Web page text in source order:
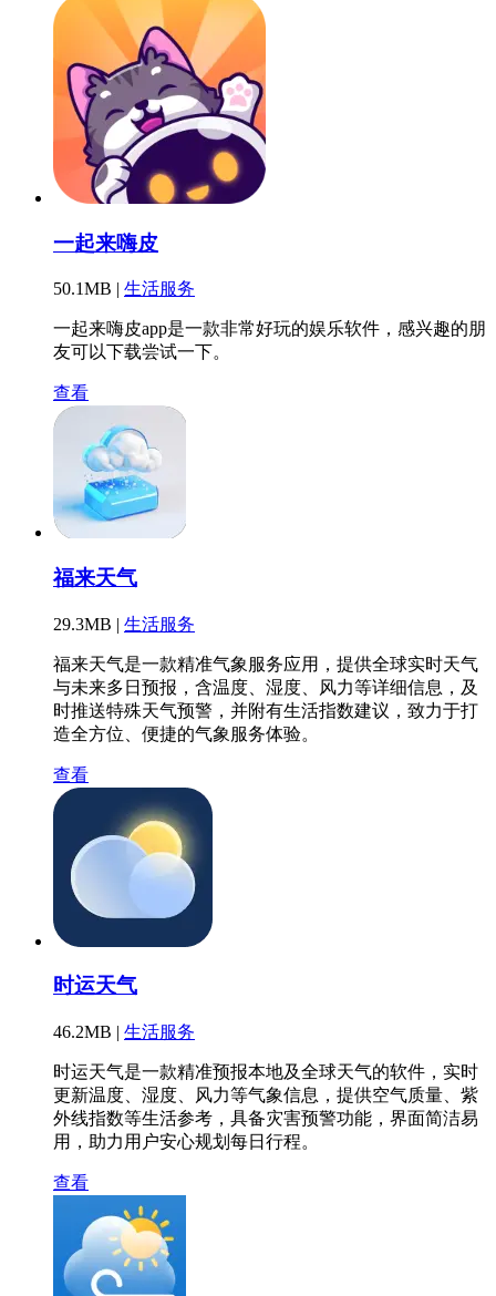
一起来嗨皮
50.1MB | 生活服务
一起来嗨皮app是一款非常好玩的娱乐软件，感兴趣的朋
友可以下载尝试一下。
查看
福来天气
29.3MB | 生活服务
福来天气是一款精准气象服务应用，提供全球实时天气
与未来多日预报，含温度、湿度、风力等详细信息，及
时推送特殊天气预警，并附有生活指数建议，致力于打
造全方位、便捷的气象服务体验。
查看
时运天气
46.2MB | 生活服务
时运天气是一款精准预报本地及全球天气的软件，实时
更新温度、湿度、风力等气象信息，提供空气质量、紫
外线指数等生活参考，具备灾害预警功能，界面简洁易
用，助力用户安心规划每日行程。
查看